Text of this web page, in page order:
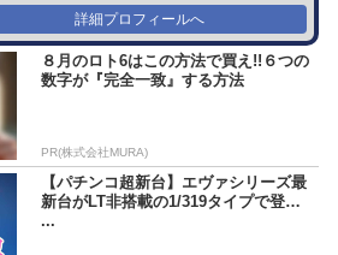
詳細プロフィールへ
８月のロト6はこの方法で買え!!６つの
数字が『完全一致』する方法
PR(株式会社MURA)
【パチンコ超新台】エヴァシリーズ最
新台がLT非搭載の1/319タイプで登場!!
...